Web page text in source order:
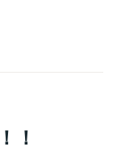
！